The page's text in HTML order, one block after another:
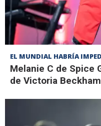
EL MUNDIAL HABRÍA
Melanie C de Spice
de Victoria